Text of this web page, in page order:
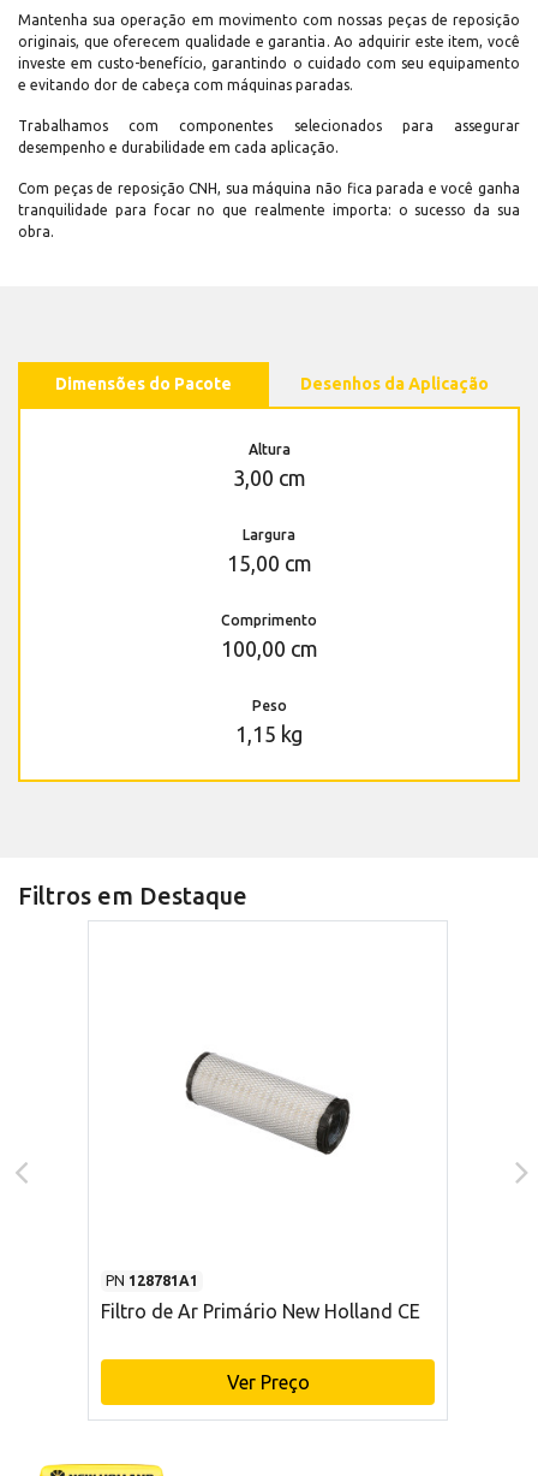
Mantenha sua operação em movimento com nossas peças de reposição
originais, que oferecem qualidade e garantia. Ao adquirir este item, você
investe em custo-benefício, garantindo o cuidado com seu equipamento
e evitando dor de cabeça com máquinas paradas.
Trabalhamos com componentes selecionados para assegurar
desempenho e durabilidade em cada aplicação.
Com peças de reposição CNH, sua máquina não fica parada e você ganha
tranquilidade para focar no que realmente importa: o sucesso da sua
obra.
Dimensões do Pacote Desenhos da Aplicação
Altura
3,00 cm
Largura
15,00 cm
Comprimento
100,00 cm
Peso
1,15 kg
Filtros em Destaque
PN 128781A1
Filtro de Ar Primário New Holland CE
Ver Preço